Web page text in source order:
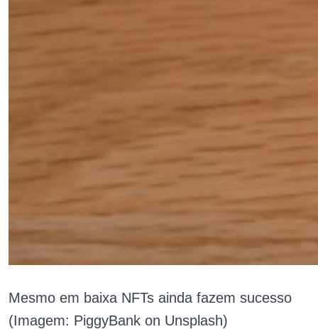
Mesmo em baixa NFTs ainda fazem sucesso
(Imagem: PiggyBank on Unsplash)